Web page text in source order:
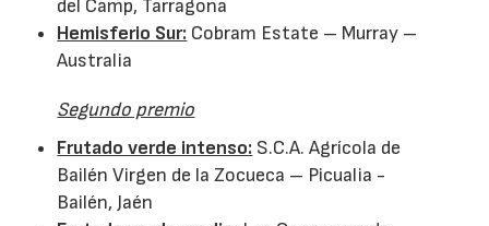
del Camp, Tarragona
Hemisferio Sur: Cobram Estate – Murray –
Australia
Segundo premio
Frutado verde intenso: S.C.A. Agrícola de
Bailén Virgen de la Zocueca – Picualia -
Bailén, Jaén